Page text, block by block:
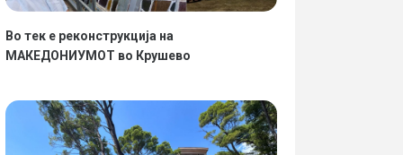
Во тек е реконструкција на
МАКЕДОНИУМОТ во Крушево